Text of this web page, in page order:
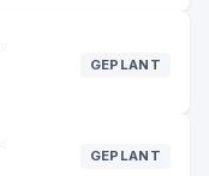
GEPLANT
GEPLANT